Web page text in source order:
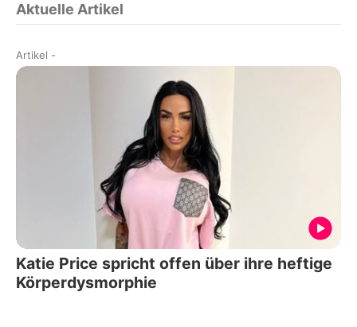
Aktuelle Artikel
Artikel -
Katie Price spricht offen über ihre heftige
Körperdysmorphie